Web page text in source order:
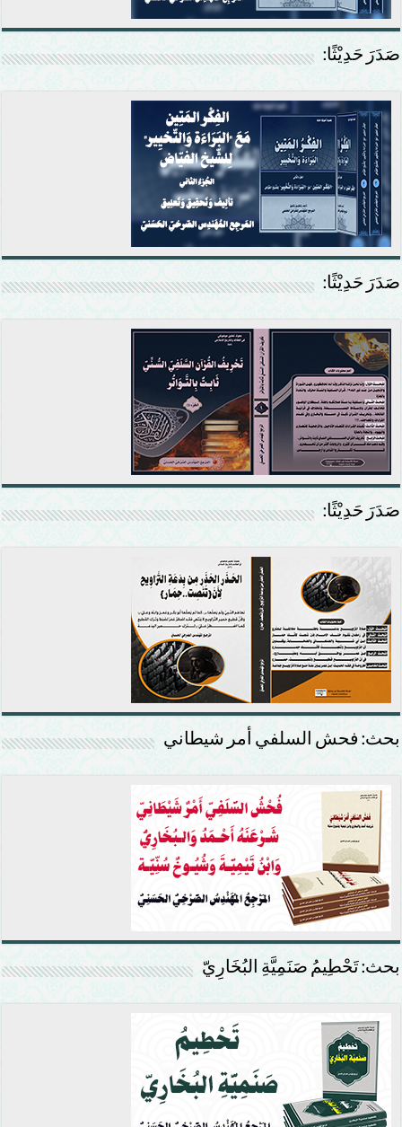
صَدَرَ حَدِيْثًا:
صَدَرَ حَدِيْثًا:
صَدَرَ حَدِيْثًا:
بحث: فحش السلفي أمر شيطاني
بحث: تَحْطِيمُ صَنَمِيَّةِ البُخَارِيّ